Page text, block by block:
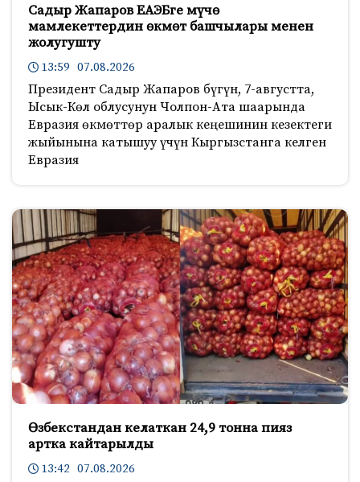
Садыр Жапаров ЕАЭБге мүчө
мамлекеттердин өкмөт башчылары менен
жолугушту
13:59 07.08.2026
Президент Садыр Жапаров бүгүн, 7-августта,
Ысык-Көл облусунун Чолпон-Ата шаарында
Евразия өкмөттөр аралык кеңешинин кезектеги
жыйынына катышуу үчүн Кыргызстанга келген
Евразия
Өзбекстандан келаткан 24,9 тонна пияз
артка кайтарылды
13:42 07.08.2026